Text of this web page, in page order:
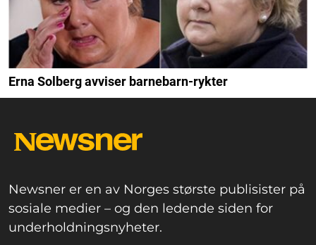
Erna Solberg avviser barnebarn-rykter
Newsner er en av Norges største publisister på
sosiale medier – og den ledende siden for
underholdningsnyheter.